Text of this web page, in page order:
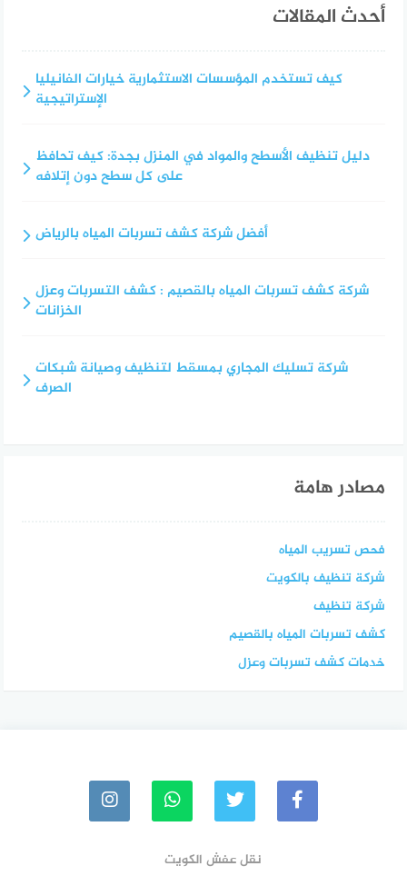
أحدث المقالات
كيف تستخدم المؤسسات الاستثمارية خيارات الفانيليا
الإستراتيجية
دليل تنظيف الأسطح والمواد في المنزل بجدة: كيف تحافظ
على كل سطح دون إتلافه
أفضل شركة كشف تسربات المياه بالرياض
شركة كشف تسربات المياه بالقصيم : كشف التسربات وعزل
الخزانات
شركة تسليك المجاري بمسقط لتنظيف وصيانة شبكات
الصرف
مصادر هامة
فحص تسريب المياه
شركة تنظيف بالكويت
شركة تنظيف
كشف تسربات المياه بالقصيم
خدمات كشف تسربات وعزل
نقل عفش الكويت